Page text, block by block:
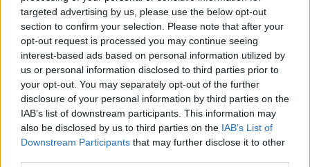
targeted advertising by us, please use the below opt-out
section to confirm your selection. Please note that after your
opt-out request is processed you may continue seeing
interest-based ads based on personal information utilized by
us or personal information disclosed to third parties prior to
your opt-out. You may separately opt-out of the further
disclosure of your personal information by third parties on the
IAB’s list of downstream participants. This information may
also be disclosed by us to third parties on the IAB’s List of
Downstream Participants that may further disclose it to other
Έρευνα ALCO για το ποδόσφαιρο στη Βόρεια Ελλάδα
(gallery)
Αθροιστικά τις τοπικές ομάδες υποστηρίζει
το 70% (80% στην Κεντρική Μακεδονία), ενώ
10% υποστηρίζει τον Ολυμπιακό, 8% τον
Παναθηναϊκό και 7% τηνΑΕΚ.